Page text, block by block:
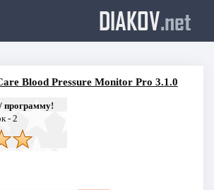
DIAKOV.net
Blood Pressure Monitor Pro 3.1.0
программу!
- 2